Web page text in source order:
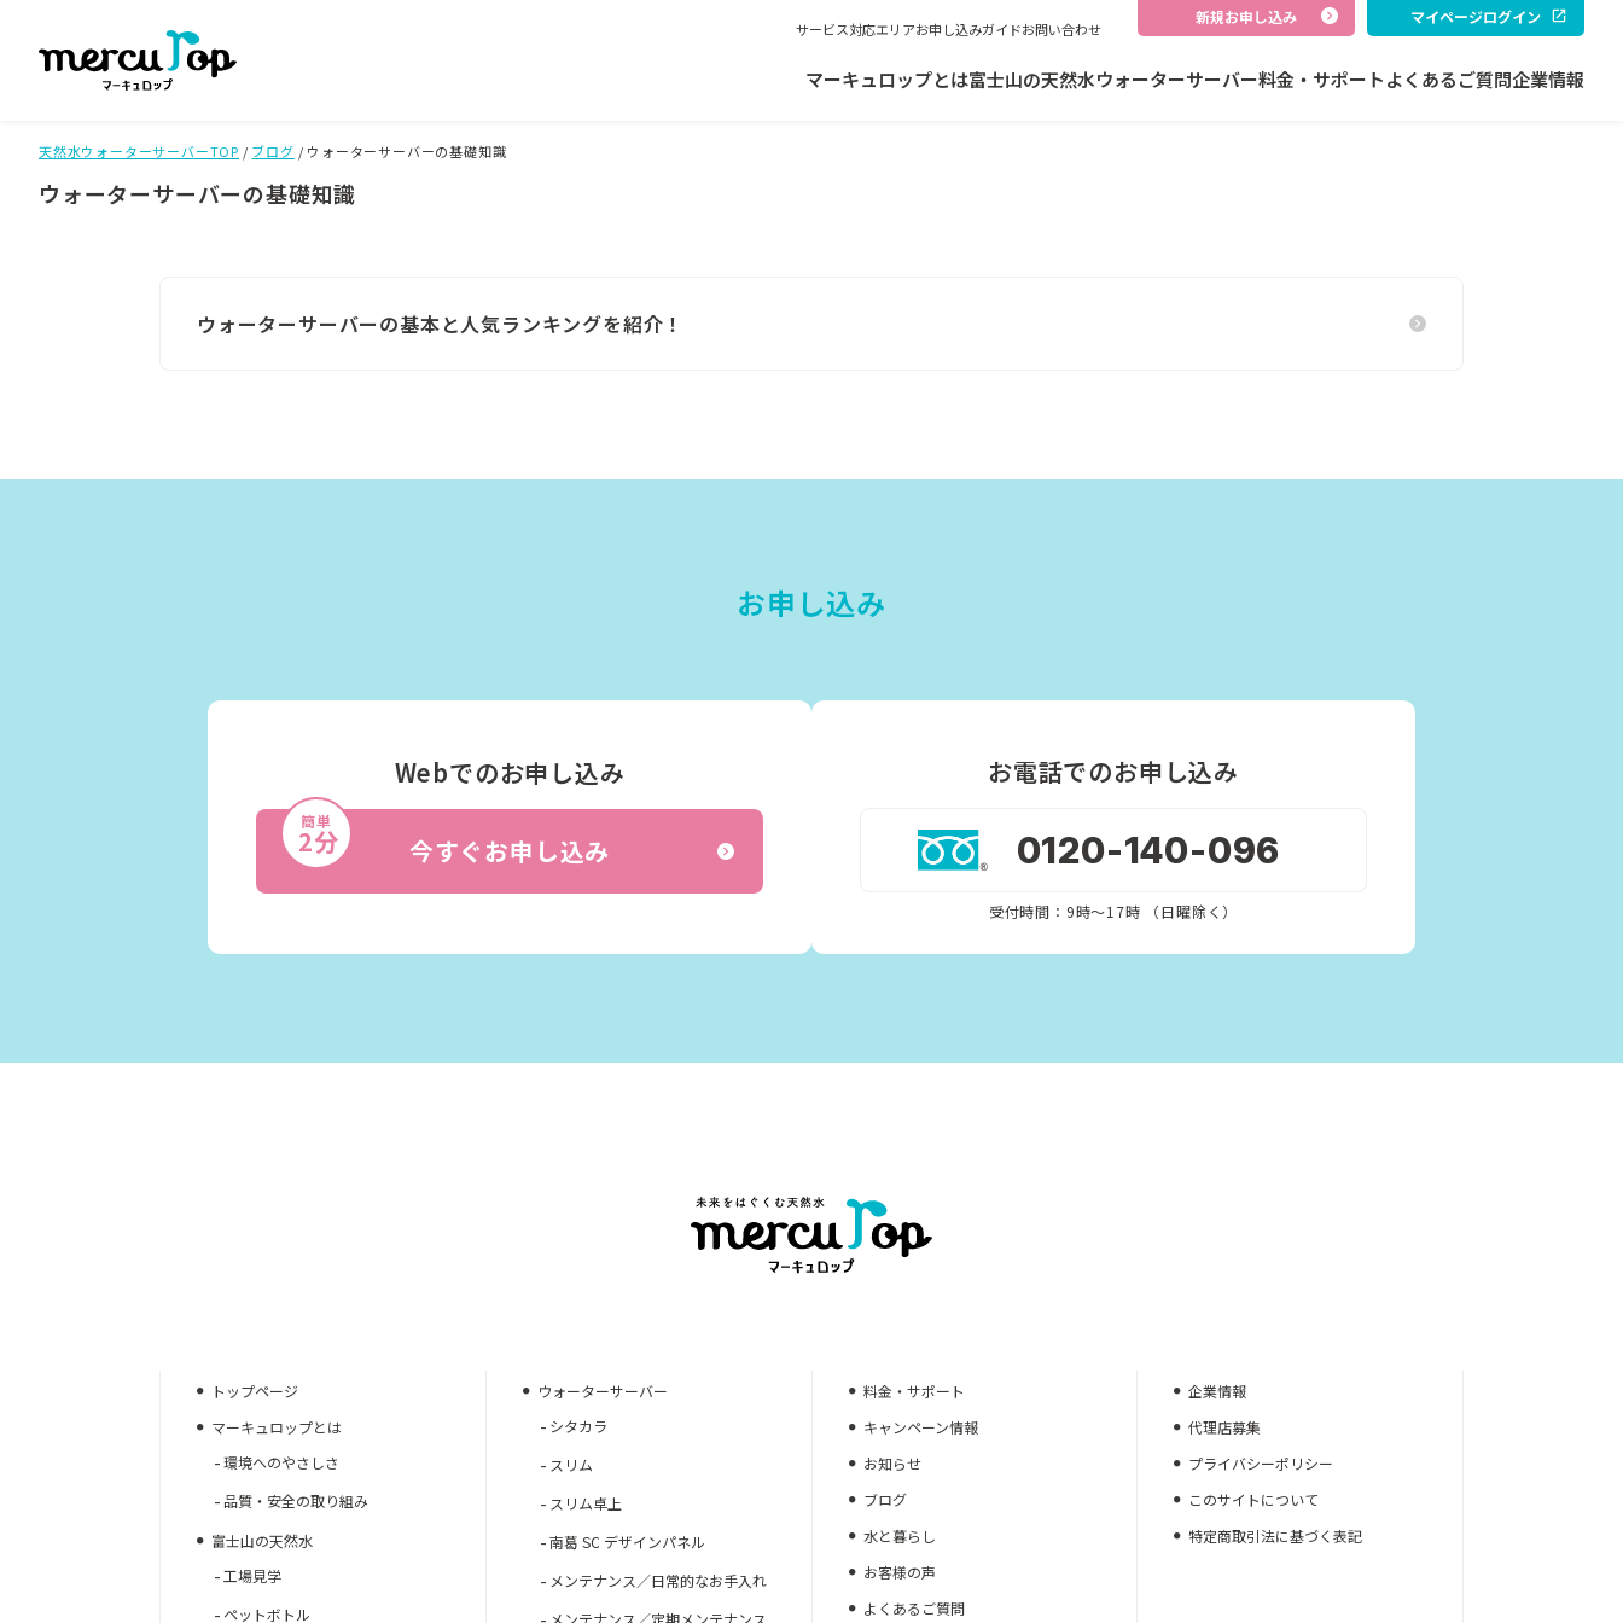
サービス対応エリアお申し込みガイドお問い合わせ
新規お申し込み マイページログイン
マーキュロップとは富士山の天然水ウォーターサーバー料金・サポートよくあるご質問企業情報
天然水ウォーターサーバーTOP / ブログ / ウォーターサーバーの基礎知識
ウォーターサーバーの基礎知識
ウォーターサーバーの基本と人気ランキングを紹介！
お申し込み
Webでのお申し込み
簡単
2分 今すぐお申し込み
お電話でのお申し込み
0120-140-096
受付時間：9時〜17時 （日曜除く）
トップページ
マーキュロップとは
環境へのやさしさ
品質・安全の取り組み
富士山の天然水
工場見学
ペットボトル
ウォーターサーバー
シタカラ
スリム
スリム卓上
南葛 SC デザインパネル
メンテナンス／日常的なお手入れ
料金・サポート
キャンペーン情報
お知らせ
ブログ
水と暮らし
お客様の声
よくあるご質問
企業情報
代理店募集
プライバシーポリシー
このサイトについて
特定商取引法に基づく表記